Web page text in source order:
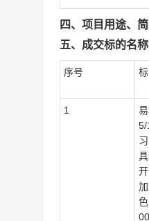
四、项目用途、
五、成交标的名
序号
1
5/